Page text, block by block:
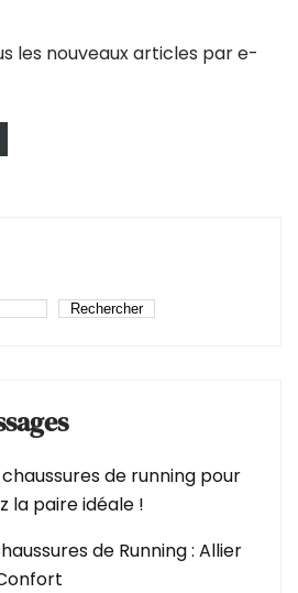
les nouveaux articles par e-
Rechercher
de running pour
la paire idéale !
de Running : Allier